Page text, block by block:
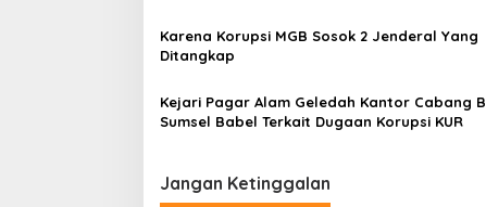
a
t
i
o
Integritas Ternyata Ketahuan Korupsi
Karena Korupsi MGB Sosok 2 Jenderal Yang
Ditangkap
Kejari Pagar Alam Geledah Kantor Cabang
Sumsel Babel Terkait Dugaan Korupsi KUR
Jangan Ketinggalan